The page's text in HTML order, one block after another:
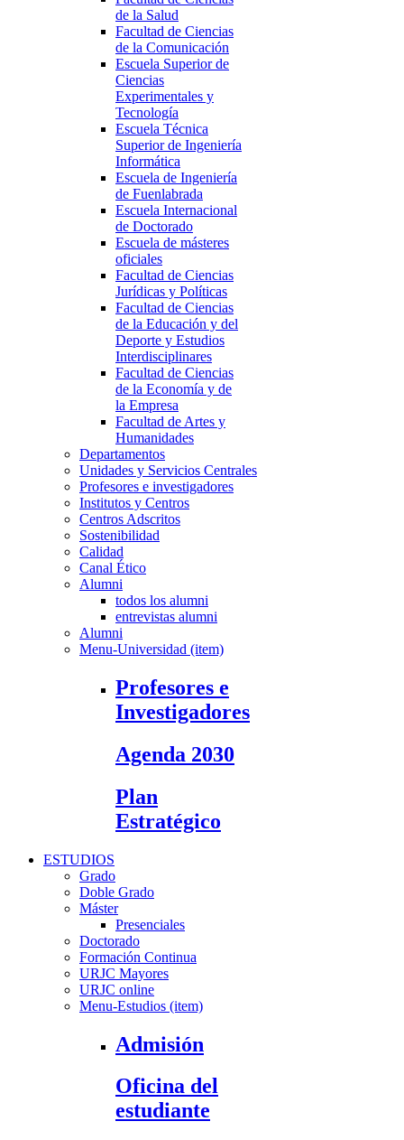
de la Salud
Facultad de Ciencias
de la Comunicación
Escuela Superior de
Ciencias
Experimentales y
Tecnología
Escuela Técnica
Superior de Ingeniería
Informática
Escuela de Ingeniería
de Fuenlabrada
Escuela Internacional
de Doctorado
Escuela de másteres
oficiales
Facultad de Ciencias
Jurídicas y Políticas
Facultad de Ciencias
de la Educación y del
Deporte y Estudios
Interdisciplinares
Facultad de Ciencias
de la Economía y de
la Empresa
Facultad de Artes y
Humanidades
Departamentos
Unidades y Servicios Centrales
Profesores e investigadores
Institutos y Centros
Centros Adscritos
Sostenibilidad
Calidad
Canal Ético
Alumni
todos los alumni
entrevistas alumni
Alumni
Menu-Universidad (item)
Profesores e
Investigadores
Agenda 2030
Plan
Estratégico
ESTUDIOS
Grado
Doble Grado
Máster
Presenciales
Doctorado
Formación Continua
URJC Mayores
URJC online
Menu-Estudios (item)
Admisión
Oficina del
estudiante